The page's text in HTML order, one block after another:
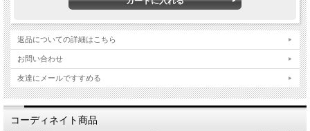
返品についての詳細はこちら
お問い合わせ
友達にメールですすめる
コーディネイト商品